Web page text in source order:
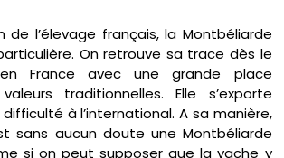
de l’élevage français, la Montbéliarde
On retrouve sa trace dès le
France avec une grande place
traditionnelles. Elle s’exporte
difficulté à l’international. A sa manière,
sans aucun doute une Montbéliarde
si on peut supposer que la vache y